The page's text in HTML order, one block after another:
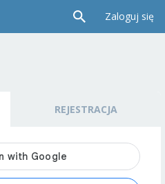
Zaloguj się
REJESTRACJA